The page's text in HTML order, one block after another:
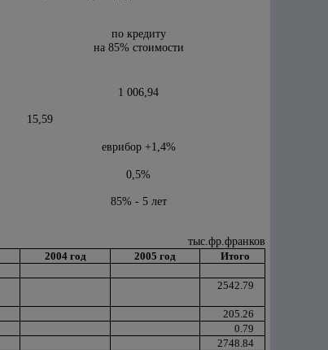
по кредиту
на 85% стоимости
1 006,94
15,59
еврибор +1,4%
0,5%
85% - 5 лет
тыс.фр.франков
2004 год 2005 год
Итого
2542.79
205.26
0.79
2748.84